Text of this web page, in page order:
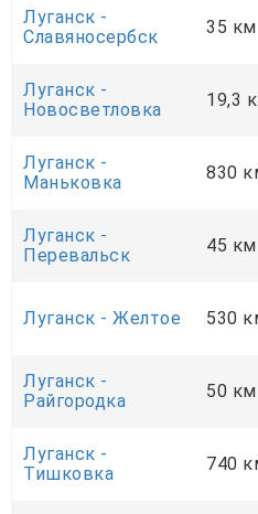
Луганск -
Славяносербск
35 км
Луганск -
Новосветловка
19,3
Луганск -
Маньковка
830
Луганск -
Перевальск
45 км
Луганск - Желтое 530
Луганск -
Райгородка
50 км
Луганск -
Тишковка
740